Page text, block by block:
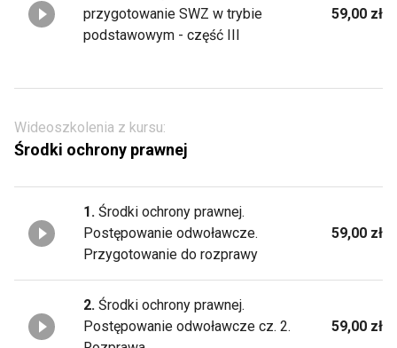
przygotowanie SWZ w trybie
podstawowym - część III
59,00 zł
Wideoszkolenia z kursu:
Środki ochrony prawnej
1. Środki ochrony prawnej.
Postępowanie odwoławcze.
Przygotowanie do rozprawy
59,00 zł
2. Środki ochrony prawnej.
Postępowanie odwoławcze cz. 2.
59,00 zł